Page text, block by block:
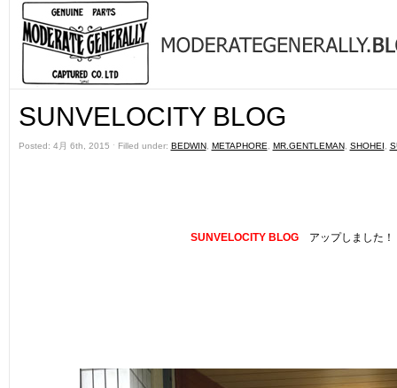
SUNVELOCITY BLOG
Posted: 4月 6th, 2015 ˑ Filled under: BEDWIN, METAPHORE MR.GENTLEMAN, SHOHEI
SUNVELOCITY BLOG アップしました！